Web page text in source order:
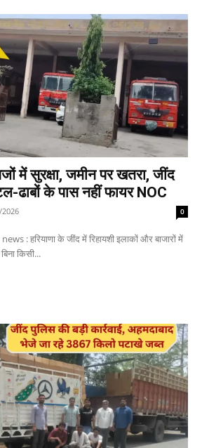
में सुरक्षा, जमीन पर खतरा, जींद
ढाबों के पास नहीं फायर NOC
0
: हरियाणा के जींद में रिहायशी इलाकों और बाजारों में
किसी...